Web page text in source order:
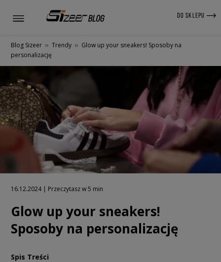
DO SKLEPU
Blog Sizeer » Trendy » Glow up your sneakers! Sposoby na
personalizację
16.12.2024 | Przeczytasz w 5 min
Glow up your sneakers!
Sposoby na personalizację
Spis Treści